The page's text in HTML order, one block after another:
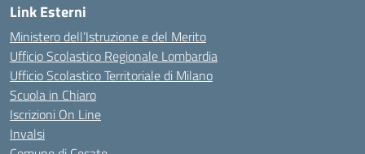
Link Esterni
Ministero dell’Istruzione e del Merito
Ufficio Scolastico Regionale Lombardia
Ufficio Scolastico Territoriale di Milano
Scuola in Chiaro
Iscrizioni On Line
Invalsi